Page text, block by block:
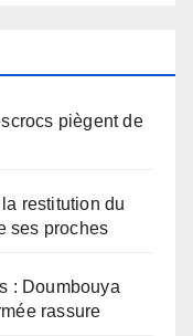
piègent de
restitution du
ses proches
: Doumbouya
rassure